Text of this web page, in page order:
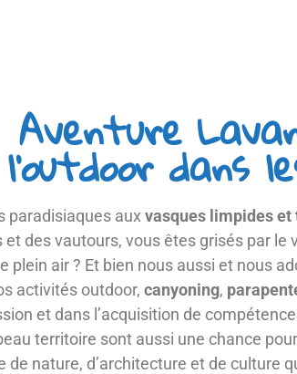
Aventuredans
paradisiaques aux vasques limpides et
des vautours, vous êtes grisés par le
plein air ? Et bien nous aussi et nous
activités outdoor, canyoning,
et dans l’acquisition de
territoire sont aussi une chance
de nature, d’architecture et de culture